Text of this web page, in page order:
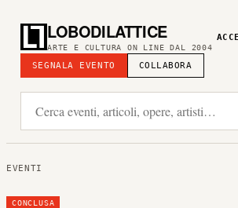
LOBODILATTICE
ARTE E CULTURA ON LINE DAL 2004
SEGNALA EVENTO COLLABORA
EVENTI
CONCLUSA